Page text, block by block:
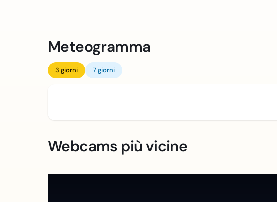
Meteogramma
3 giorni 7 giorni
Webcams più vicine